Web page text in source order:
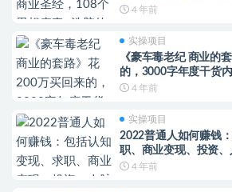
4 年前
实操项目
《豪车毒老纪 商业的
的，3000字年度干货
4 年前
实操项目
2022普通人如何赚钱
职、商业变现、投资
4 年前